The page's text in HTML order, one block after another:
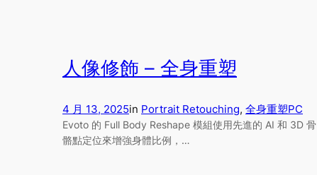
人像修飾 – 全身重塑
4 月 13, 2025in Portrait Retouching, 全身重塑PC
Evoto 的 Full Body Reshape 模組使用先進的 AI 和 3D 骨
骼點定位來增強身體比例，…